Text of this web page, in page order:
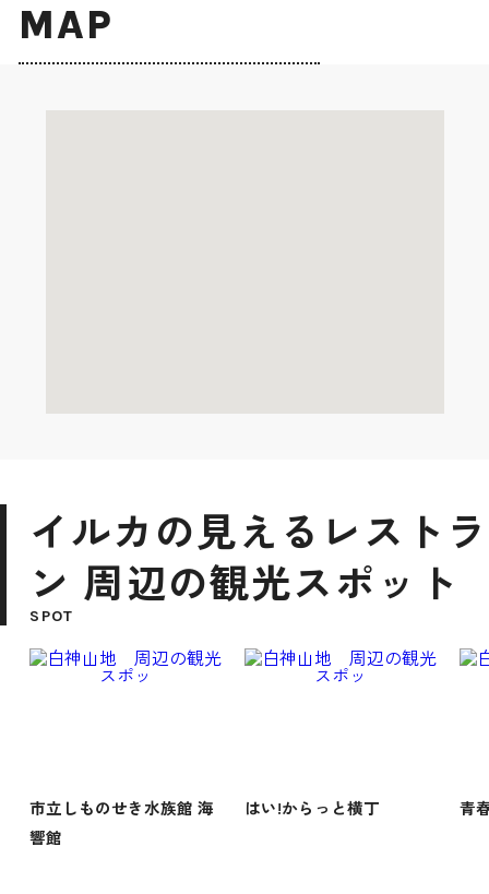
MAP
イルカの見えるレストラ
ン 周辺の観光スポット
SPOT
市立しものせき水族館 海
響館
はい!からっと横丁 青